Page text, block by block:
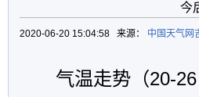
今
2020-06-20 15:04:58 来源： 中国天气网
气温走势（20-26